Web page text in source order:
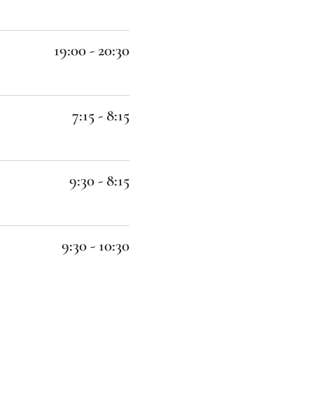
19:00 - 20:30
7:15 - 8:15
9:30 - 8:15
9:30 - 10:30